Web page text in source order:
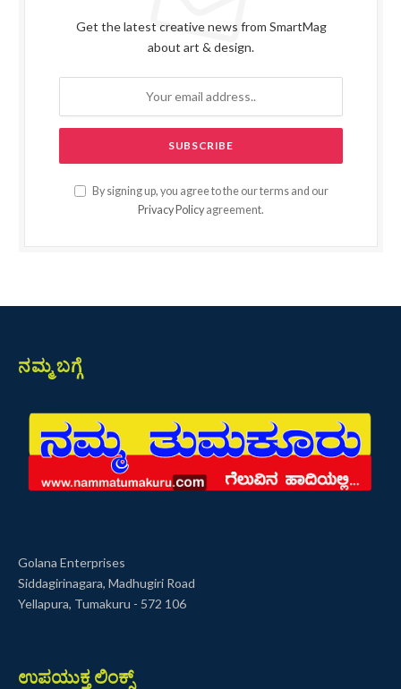
Get the latest creative news from SmartMag
about art & design.
By signing up, you agree to the our terms and our
Privacy Policy agreement.
ನಮ್ಮ ಬಗ್ಗೆ
Golana Enterprises
Siddagirinagara, Madhugiri Road
Yellapura, Tumakuru - 572 106
ಉಪಯುಕ್ತ ಲಿಂಕ್ಸ್